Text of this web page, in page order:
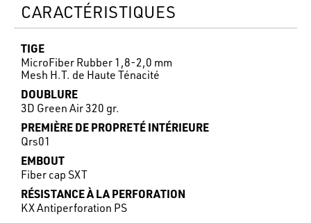
CARACTÉRISTIQUES
TIGE
MicroFiber Rubber 1,8-2,0 mm
Mesh H.T. de Haute Ténacité
DOUBLURE
3D Green Air 320 gr.
PREMIÈRE DE PROPRETÉ INTÉRIEURE
Qrs01
EMBOUT
Fiber cap SXT
RÉSISTANCE À LA PERFORATION
KX Antiperforation PS